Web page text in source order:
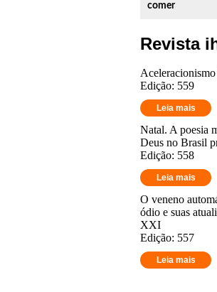
comer
Revista
Edição: 559
Leia mais
Natal. A poesia
Deus no Brasil
Edição: 558
Leia mais
O veneno
ódio e suas
XXI
Edição: 557
Leia mais